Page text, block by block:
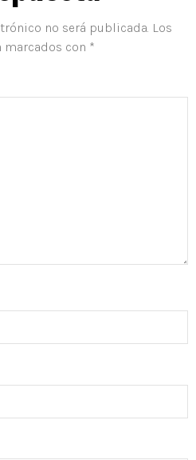
no será publicada. Los
con *